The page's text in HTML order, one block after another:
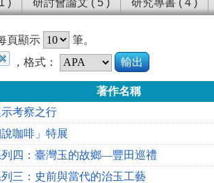
) 研討會論文 ( 5 ) 研究專書 ( 4 )
頁顯示
筆。
，格式： 輸出
著作名稱
考察之行
說咖啡」特展
四：臺灣玉的故鄉—豐田巡禮
三：史前與當代的治玉工藝